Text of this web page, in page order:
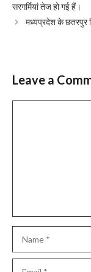
सरगर्मियां तेज हो गई हैं।
मध्यप्रदेश के छतरपुर
Leave a